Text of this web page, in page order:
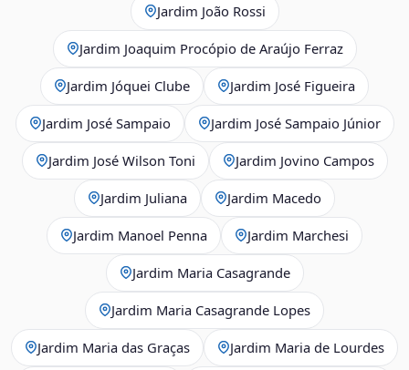
Jardim João Rossi
Jardim Joaquim Procópio de Araújo Ferraz
Jardim Jóquei Clube Jardim José Figueira
Jardim José Sampaio Jardim José Sampaio Júnior
Jardim José Wilson Toni Jardim Jovino Campos
Jardim Juliana Jardim Macedo
Jardim Manoel Penna Jardim Marchesi
Jardim Maria Casagrande
Jardim Maria Casagrande Lopes
Jardim Maria das Graças Jardim Maria de Lourdes